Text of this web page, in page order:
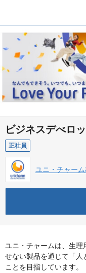
ビジネスデべロ
正社員
ユニ・チャー
ユニ・チャームは、生
せない製品を通じて「人
ことを目指しています。